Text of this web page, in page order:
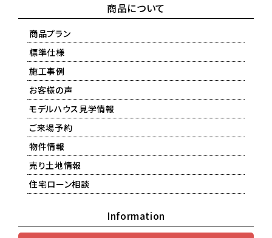
商品について
商品プラン
標準仕様
施工事例
お客様の声
モデルハウス見学情報
ご来場予約
物件情報
売り土地情報
住宅ローン相談
Information